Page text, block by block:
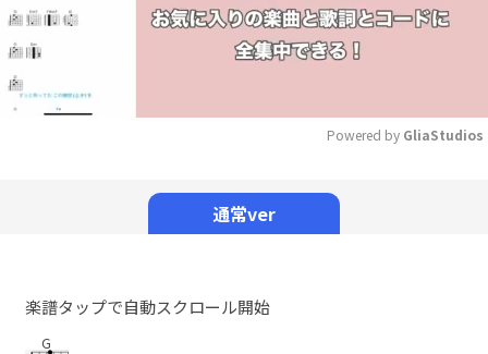
Powered by GliaStudios
通常ver
楽譜タップで自動スクロール開始
G